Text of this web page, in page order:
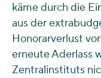
käme durch die
aus der
Honorarverlust
erneute Aderlass
Zentralinstituts